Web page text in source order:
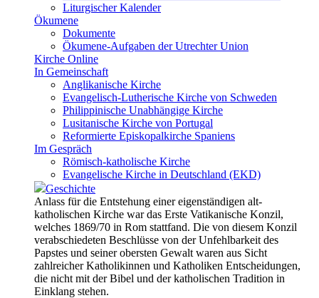
Liturgischer Kalender
Ökumene
Dokumente
Ökumene-Aufgaben der Utrechter Union
Kirche Online
In Gemeinschaft
Anglikanische Kirche
Evangelisch-Lutherische Kirche von Schweden
Philippinische Unabhängige Kirche
Lusitanische Kirche von Portugal
Reformierte Episkopalkirche Spaniens
Im Gespräch
Römisch-katholische Kirche
Evangelische Kirche in Deutschland (EKD)
Geschichte
Anlass für die Entstehung einer eigenständigen alt-
katholischen Kirche war das Erste Vatikanische Konzil,
welches 1869/70 in Rom stattfand. Die von diesem Konzil
verabschiedeten Beschlüsse von der Unfehlbarkeit des
Papstes und seiner obersten Gewalt waren aus Sicht
zahlreicher Katholikinnen und Katholiken Entscheidungen,
die nicht mit der Bibel und der katholischen Tradition in
Einklang stehen.